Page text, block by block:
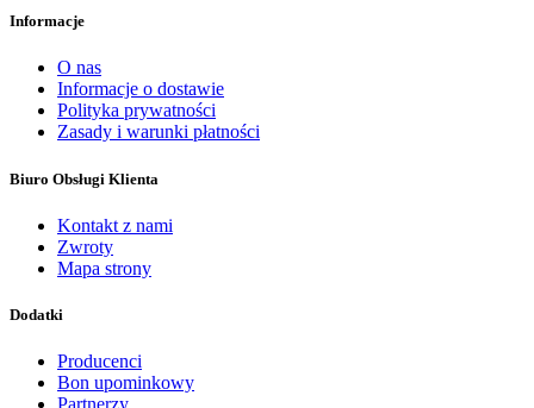
Informacje
O nas
Informacje o dostawie
Polityka prywatności
Zasady i warunki płatności
Biuro Obsługi Klienta
Kontakt z nami
Zwroty
Mapa strony
Dodatki
Producenci
Bon upominkowy
Partnerzy